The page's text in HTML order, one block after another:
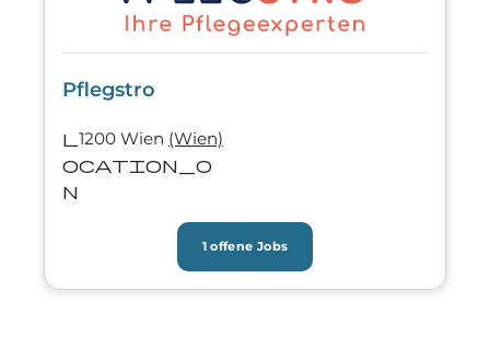
Pflegstro
l
ocation_o
n
1200 Wien (Wien)
1 offene Jobs